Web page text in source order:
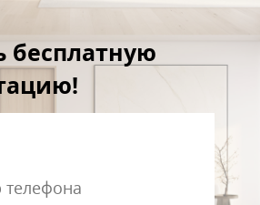
бесплатную